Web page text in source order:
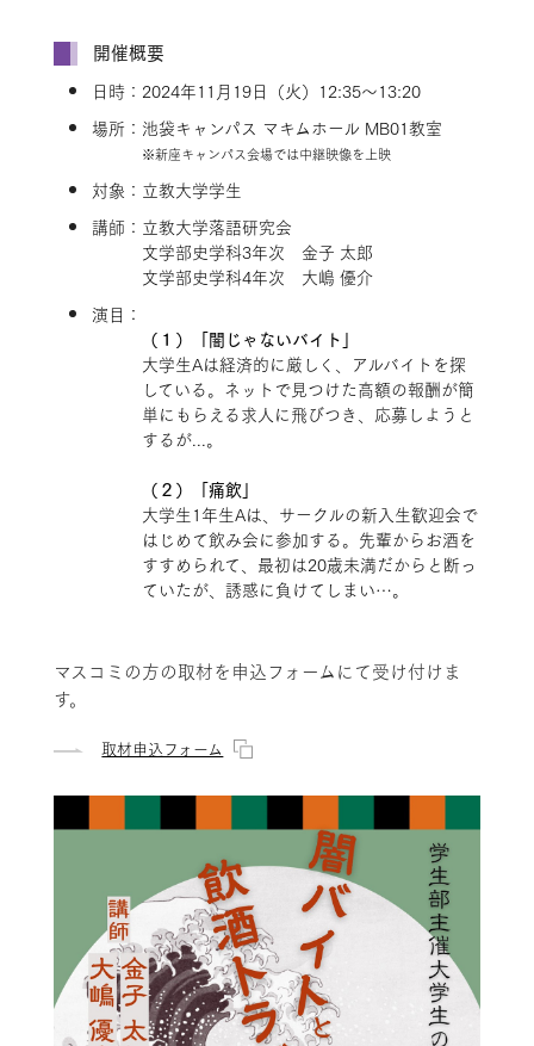
開催概要
日時：2024年11月19日（火）12:35～13:20
場所：池袋キャンパス マキムホール MB01教室
※新座キャンパス会場では中継映像を上映
対象：立教大学学生
講師：立教大学落語研究会
文学部史学科3年次 金子 太郎
文学部史学科4年次 大嶋 優介
演目：
（１）「闇じゃないバイト」
大学生Aは経済的に厳しく、アルバイトを探
している。ネットで見つけた高額の報酬が簡
単にもらえる求人に飛びつき、応募しようと
するが...。
（２）「痛飲」
大学生1年生Aは、サークルの新入生歓迎会で
はじめて飲み会に参加する。先輩からお酒を
すすめられて、最初は20歳未満だからと断っ
ていたが、誘惑に負けてしまい…。
マスコミの方の取材を申込フォームにて受け付けま
す。
取材申込フォーム